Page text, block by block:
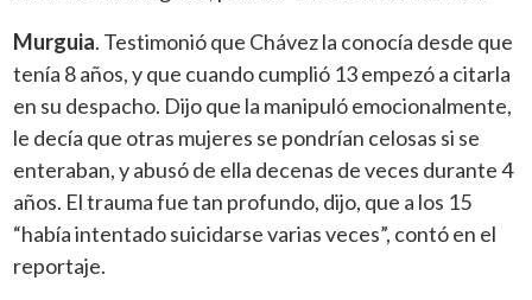
Murguia. Testimonió que Chávez la conocía desde que
tenía 8 años, y que cuando cumplió 13 empezó a citarla
en su despacho. Dijo que la manipuló emocionalmente,
le decía que otras mujeres se pondrían celosas si se
enteraban, y abusó de ella decenas de veces durante 4
años. El trauma fue tan profundo, dijo, que a los 15
“había intentado suicidarse varias veces”, contó en el
reportaje.